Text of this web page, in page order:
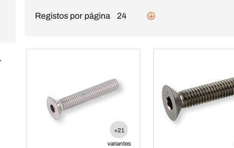
Registos por página 24
+21
variantes